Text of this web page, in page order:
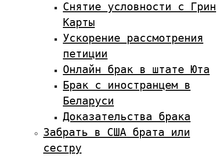
Снятие условности с Грин
Карты
Ускорение рассмотрения
петиции
Онлайн брак в штате Юта
Брак с иностранцем в
Беларуси
Доказательства брака
Забрать в США брата или
сестру